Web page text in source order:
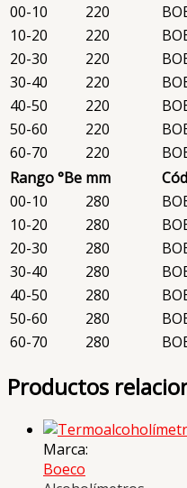
00-10
220
10-20
220
20-30
220
30-40
220
40-50
220
50-60
220
60-70
220
Rango °Be mm
00-10
280
10-20
280
20-30
280
30-40
280
40-50
280
50-60
280
60-70
280
Productos
Marca:
Boeco